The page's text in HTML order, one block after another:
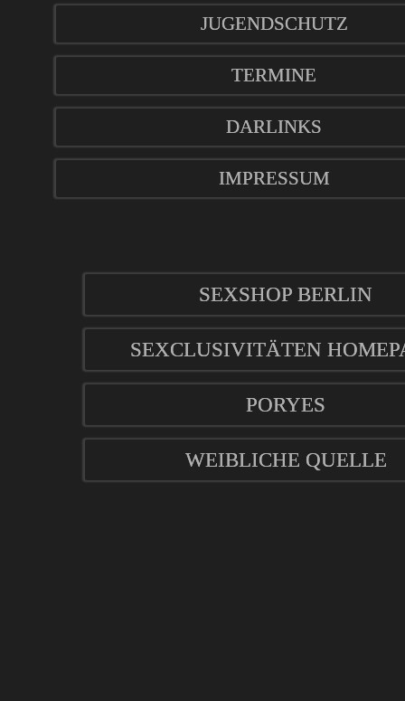
JUGENDSCHUTZ
TERMINE
DARLINKS
IMPRESSUM
SEXSHOP BERLIN
SEXCLUSIVITÄTEN
PORYES
WEIBLICHE QUELLE